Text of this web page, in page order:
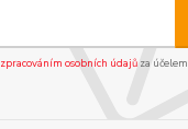
zpracováním osobních údajůza